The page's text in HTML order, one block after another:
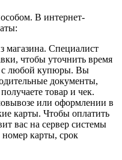
В интернет-
магазина. Специалист
чтобы уточнить время
с любой купюры. Вы
документы,
товар и чек.
или оформлении в
карты. Чтобы оплатить
вас на сервер системы
карты, срок